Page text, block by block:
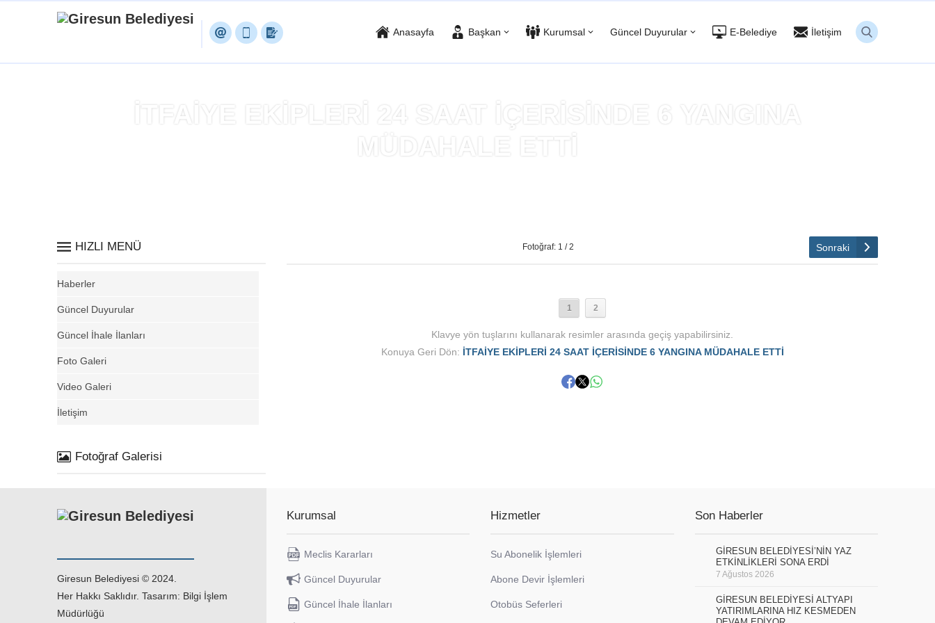
Anasayfa Başkan Kurumsal Güncel Duyurular E-Belediye İletişim
İTFAİYE EKİPLERİ 24 SAAT İÇERİSİNDE 6 YANGINA
MÜDAHALE ETTİ
Fotoğraf: 1 / 2 Sonraki
1 2
Klavye yön tuşlarını kullanarak resimler arasında geçiş yapabilirsiniz.
Konuya Geri Dön: İTFAİYE EKİPLERİ 24 SAAT İÇERİSİNDE 6 YANGINA MÜDAHALE ETTİ
HIZLI MENÜ
Haberler
Güncel Duyurular
Güncel İhale İlanları
Foto Galeri
Video Galeri
İletişim
Fotoğraf Galerisi
Giresun Belediyesi © 2024.
Her Hakkı Saklıdır. Tasarım: Bilgi İşlem
Müdürlüğü
Kurumsal
Meclis Kararları
Güncel Duyurular
Güncel İhale İlanları
Hizmetler
Su Abonelik İşlemleri
Abone Devir İşlemleri
Otobüs Seferleri
Son Haberler
GİRESUN BELEDİYESİ’NİN YAZ
ETKİNLİKLERİ SONA ERDİ
7 Ağustos 2026
GİRESUN BELEDİYESİ ALTYAPI
YATIRIMLARINA HIZ KESMEDEN